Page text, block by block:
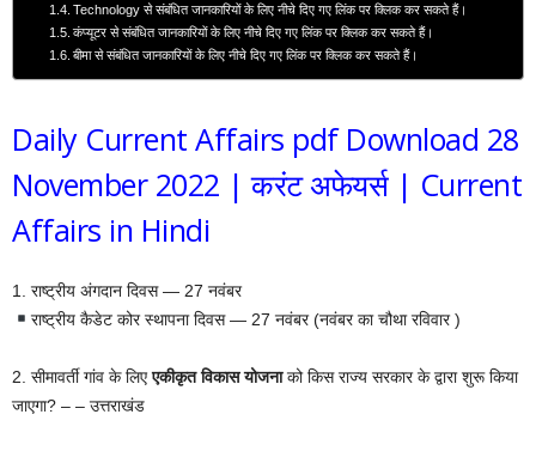
Technology से संबंधित जानकारियों के लिए नीचे दिए गए लिंक पर क्लिक कर सकते हैं।
कंप्यूटर से संबंधित जानकारियों के लिए नीचे दिए गए लिंक पर क्लिक कर सकते हैं।
बीमा से संबंधित जानकारियों के लिए नीचे दिए गए लिंक पर क्लिक कर सकते हैं।
Daily Current Affairs pdf Download 28
November 2022 | करंट अफेयर्स | Current
Affairs in Hindi
1. राष्ट्रीय अंगदान दिवस — 27 नवंबर
राष्ट्रीय कैडेट कोर स्थापना दिवस — 27 नवंबर (नवंबर का चौथा रविवार )
2. सीमावर्ती गांव के लिएएकीकृत विकास योजनाको किस राज्य सरकार के द्वारा शुरू किया
जाएगा? – – उत्तराखंड